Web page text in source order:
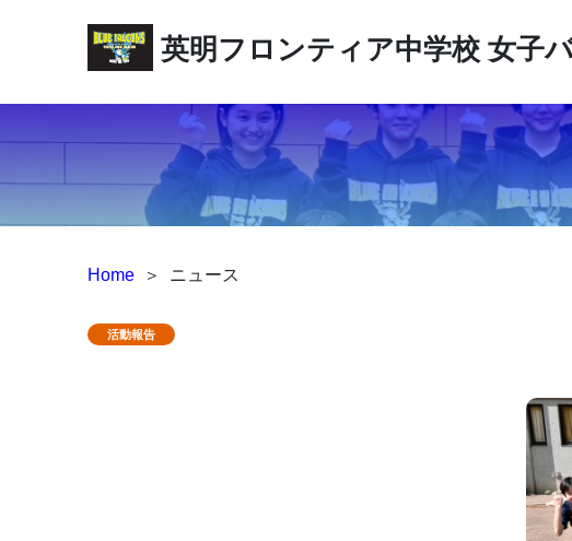
英明フロンティア中学校 女子
Home ＞ ニュース